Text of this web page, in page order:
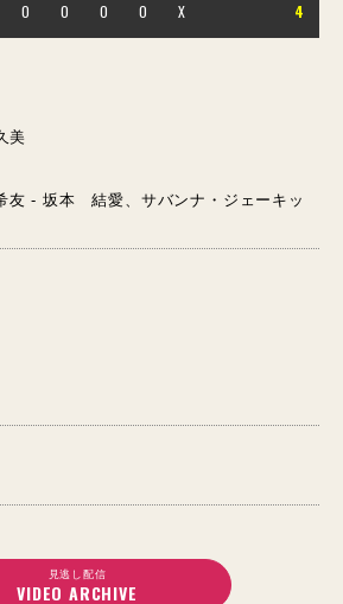
0 0 0 0 X 4
美
- 坂本 結愛、サバンナ・ジェーキッ
見逃し配信
VIDEO ARCHIVE